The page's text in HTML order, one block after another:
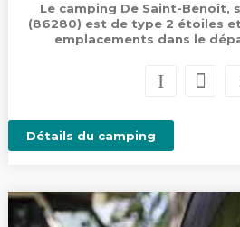
Le camping De Saint-Benoît,
(86280) est de type 2 étoiles
emplacements dans le
Détails du camping